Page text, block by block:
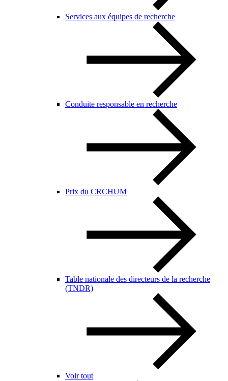
Services aux équipes de recherche
Conduite responsable en recherche
Prix du CRCHUM
Table nationale des directeurs de la recherche
(TNDR)
Voir tout